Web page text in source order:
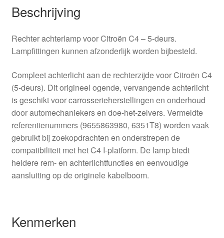
Beschrijving
Rechter achterlamp voor Citroën C4 – 5-deurs.
Lampfittingen kunnen afzonderlijk worden bijbesteld.
Compleet achterlicht aan de rechterzijde voor Citroën C4
(5-deurs). Dit origineel ogende, vervangende achterlicht
is geschikt voor carrosserieherstellingen en onderhoud
door automechaniekers en doe-het-zelvers. Vermeldte
referentienummers (9655863980, 6351T8) worden vaak
gebruikt bij zoekopdrachten en onderstrepen de
compatibiliteit met het C4 I-platform. De lamp biedt
heldere rem- en achterlichtfuncties en eenvoudige
aansluiting op de originele kabelboom.
Kenmerken